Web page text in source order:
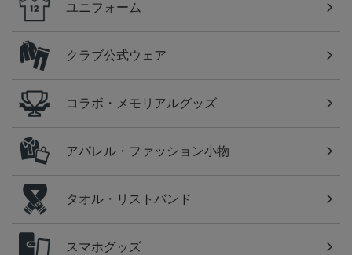
ユニフォーム
クラブ公式ウェア
コラボ・メモリアルグッズ
アパレル・ファッション小物
タオル・リストバンド
スマホグッズ